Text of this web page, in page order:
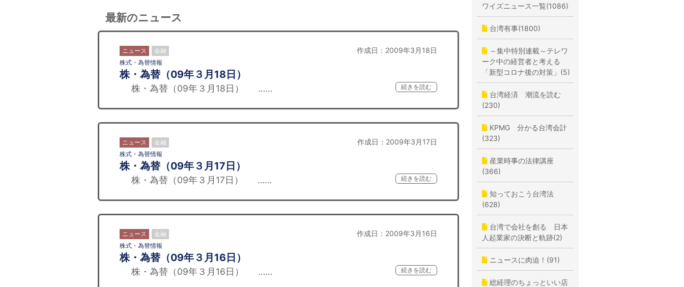
最新のニュース
ニュース 金融 作成日：2009年3月18日
株式・為替情報
株・為替（09年３月18日）
株・為替（09年３月18日） …… 続きを読む
ニュース 金融 作成日：2009年3月17日
株式・為替情報
株・為替（09年３月17日）
株・為替（09年３月17日） …… 続きを読む
ニュース 金融 作成日：2009年3月16日
株式・為替情報
株・為替（09年３月16日）
株・為替（09年３月16日） …… 続きを読む
ワイズニュース一覧(1086)
台湾有事(1800)
～集中特別連載～テレワ
ーク中の経営者と考える
「新型コロナ後の対策」(5)
台湾経済 潮流を読む
(230)
KPMG 分かる台湾会計
(323)
産業時事の法律講座
(366)
知っておこう台湾法
(628)
台湾で会社を創る 日本
人起業家の決断と軌跡(2)
ニュースに肉迫！(91)
総経理のちょっといい店